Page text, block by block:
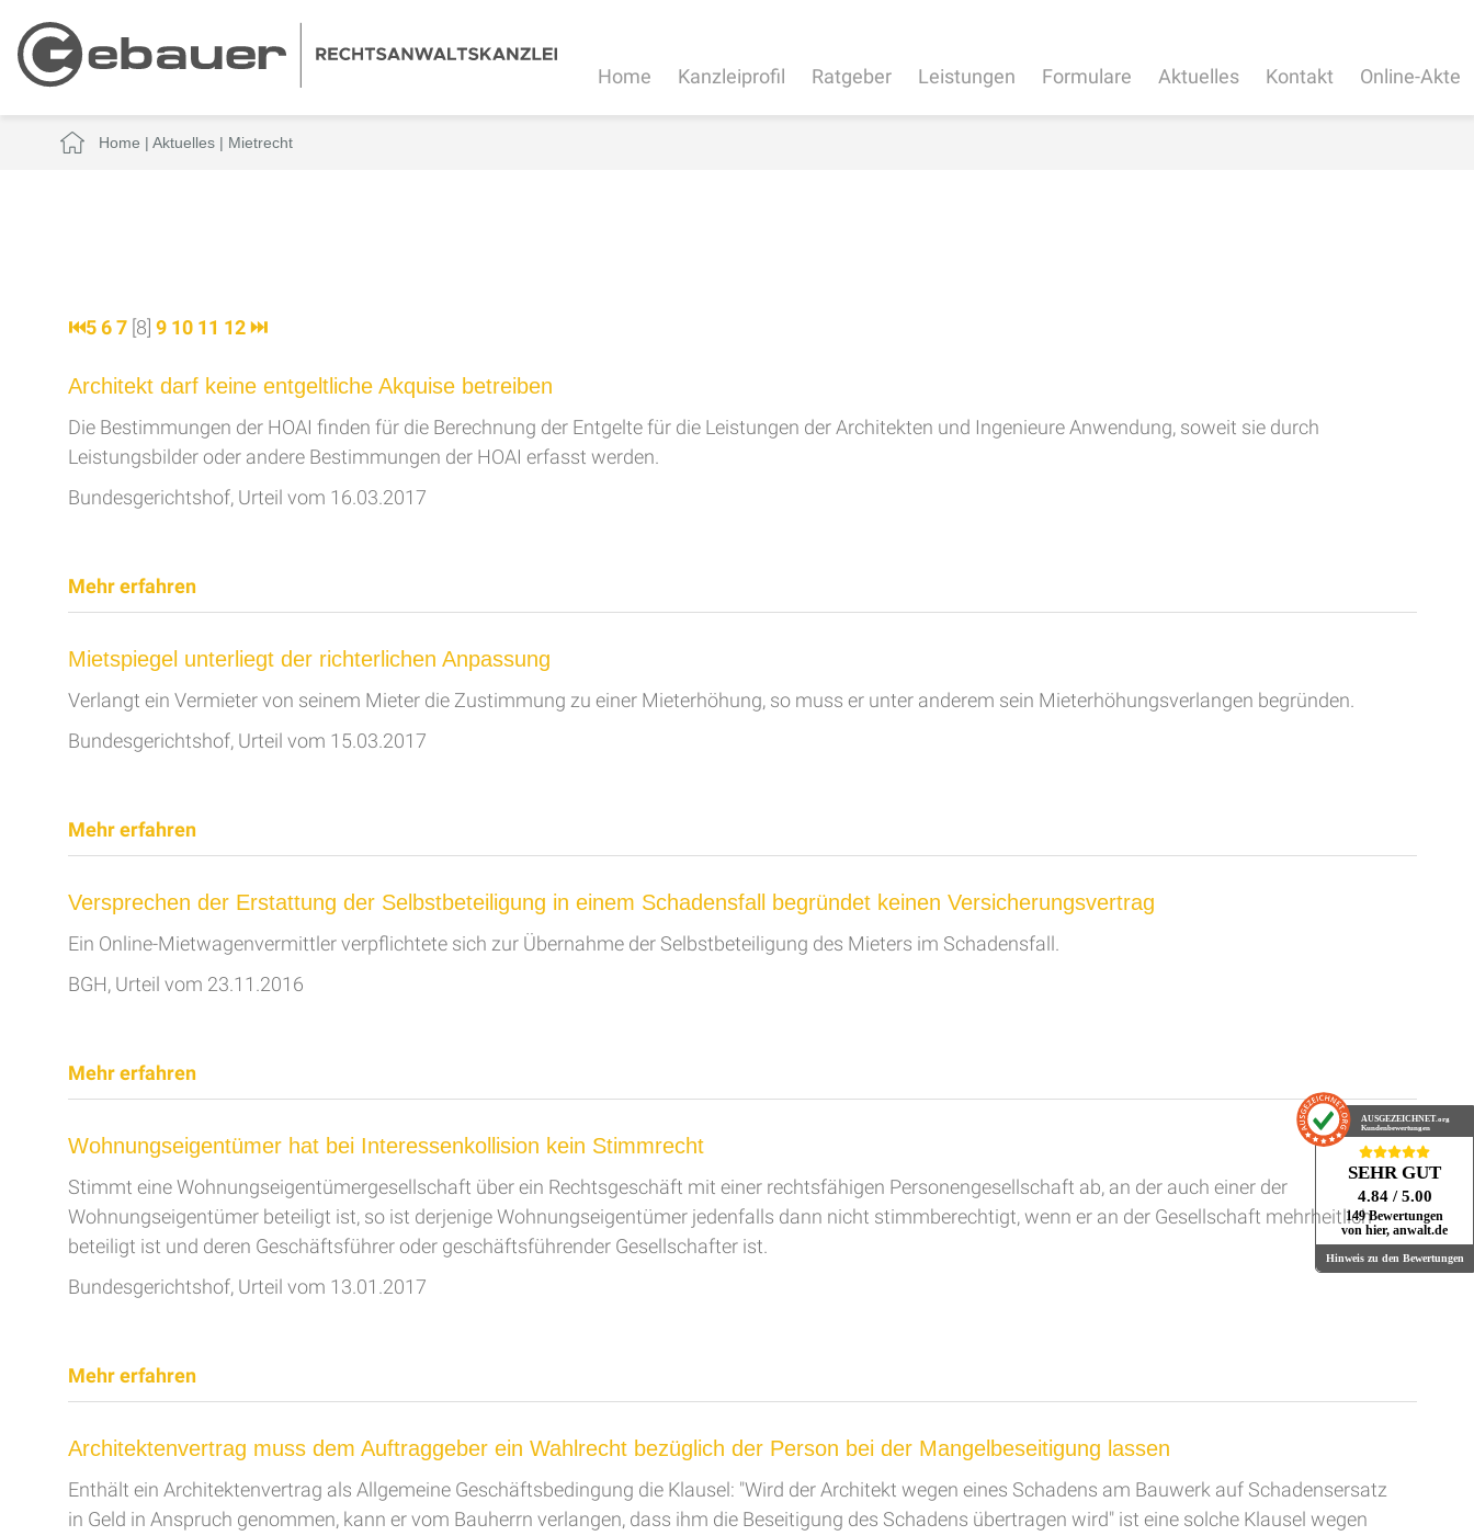
Home Kanzleiprofil Ratgeber Leistungen Formulare Aktuelles Kontakt Online-Akte
Home | Aktuelles| Mietrecht
⏮567 [8] 9 10 11 12⏭
Architekt darf keine entgeltliche Akquise betreiben
Die Bestimmungen der HOAI finden für die Berechnung der Entgelte für die Leistungen der Architekten und Ingenieure Anwendung, soweit sie durch
Leistungsbilder oder andere Bestimmungen der HOAI erfasst werden.
Bundesgerichtshof, Urteil vom 16.03.2017
Mehr erfahren
Mietspiegel unterliegt der richterlichen Anpassung
Verlangt ein Vermieter von seinem Mieter die Zustimmung zu einer Mieterhöhung, so muss er unter anderem sein Mieterhöhungsverlangen begründen.
Bundesgerichtshof, Urteil vom 15.03.2017
Mehr erfahren
Versprechen der Erstattung der Selbstbeteiligung in einem Schadensfall begründet keinen Versicherungsvertrag
Ein Online-Mietwagenvermittler verpflichtete sich zur Übernahme der Selbstbeteiligung des Mieters im Schadensfall.
BGH, Urteil vom 23.11.2016
Mehr erfahren
Wohnungseigentümer hat bei Interessenkollision kein Stimmrecht
Stimmt eine Wohnungseigentümergesellschaft über ein Rechtsgeschäft mit einer rechtsfähigen Personengesellschaft ab, an der auch einer der
Wohnungseigentümer beteiligt ist, so ist derjenige Wohnungseigentümer jedenfalls dann nicht stimmberechtigt, wenn er an der Gesellschaft mehrheitlich
beteiligt ist und deren Geschäftsführer oder geschäftsführender Gesellschafter ist.
Bundesgerichtshof, Urteil vom 13.01.2017
Mehr erfahren
Architektenvertrag muss dem Auftraggeber ein Wahlrecht bezüglich der Person bei der Mangelbeseitigung lassen
Enthält ein Architektenvertrag als Allgemeine Geschäftsbedingung die Klausel: "Wird der Architekt wegen eines Schadens am Bauwerk auf Schadensersatz
in Geld in Anspruch genommen, kann er vom Bauherrn verlangen, dass ihm die Beseitigung des Schadens übertragen wird" ist eine solche Klausel wegen
AUSGEZEICHNET.org
Kundenbewertungen
SEHR GUT
4.84 / 5.00
149 Bewertungen
von hier, anwalt.de
Hinweis zu den Bewertungen